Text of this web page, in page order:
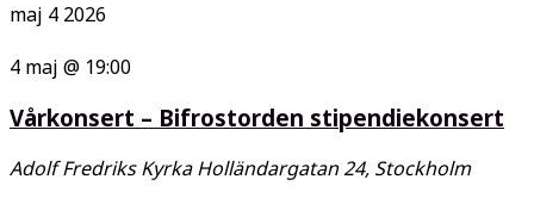
maj 4 2026
4 maj @ 19:00
Vårkonsert – Bifrostorden stipendiekonsert
Adolf Fredriks KyrkaHolländargatan 24, Stockholm